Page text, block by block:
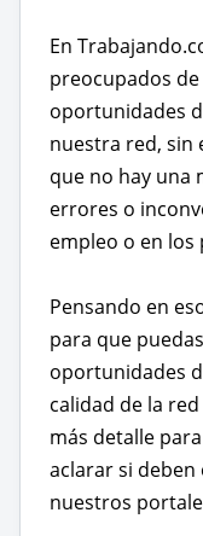
En
preocupados
oportunidades
nuestra red, sin
que no hay una
errores o
empleo o en los
Pensando en
para que
oportunidades
calidad de la
más detalle
aclarar si
nuestros